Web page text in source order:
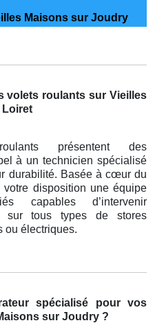
Maisons sur Joudry
volets roulants sur Vieilles
Loiret
présentent des
à un technicien spécialisé
durabilité. Basée à cœur du
votre disposition une équipe
capables d’intervenir
sur tous types de stores
ou électriques.
spécialisé pour vos
sur Joudry ?